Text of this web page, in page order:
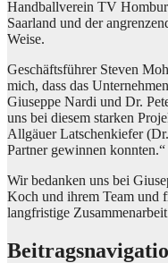
Handballverein TV
Saarland und der
Weise.
Geschäftsführer Steven
mich, dass das
Giuseppe Nardi und Dr.
uns bei diesem starken
Allgäuer Latschenkiefer
Partner gewinnen konnten.“
Wir bedanken uns bei
Koch und ihrem Team und
langfristige